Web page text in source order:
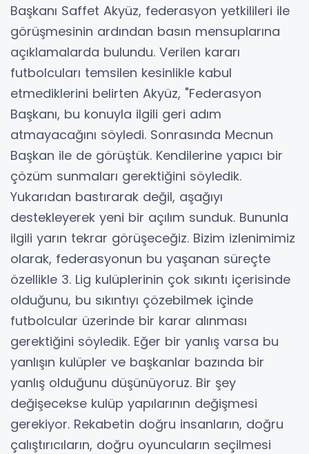
Başkanı Saffet Akyüz, federasyon yetkilileri ile
görüşmesinin ardından basın mensuplarına
açıklamalarda bulundu. Verilen kararı
futbolcuları temsilen kesinlikle kabul
etmediklerini belirten Akyüz, "Federasyon
Başkanı, bu konuyla ilgili geri adım
atmayacağını söyledi. Sonrasında Mecnun
Başkan ile de görüştük. Kendilerine yapıcı bir
çözüm sunmaları gerektiğini söyledik.
Yukarıdan bastırarak değil, aşağıyı
destekleyerek yeni bir açılım sunduk. Bununla
ilgili yarın tekrar görüşeceğiz. Bizim izlenimimiz
olarak, federasyonun bu yaşanan süreçte
özellikle 3. Lig kulüplerinin çok sıkıntı içerisinde
olduğunu, bu sıkıntıyı çözebilmek içinde
futbolcular üzerinde bir karar alınması
gerektiğini söyledik. Eğer bir yanlış varsa bu
yanlışın kulüpler ve başkanlar bazında bir
yanlış olduğunu düşünüyoruz. Bir şey
değişecekse kulüp yapılarının değişmesi
gerekiyor. Rekabetin doğru insanların, doğru
çalıştırıcıların, doğru oyuncuların seçilmesi